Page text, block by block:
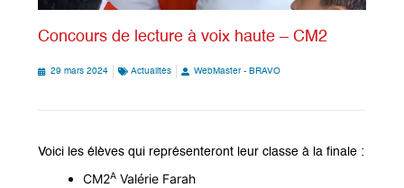
Concours de lecture à voix haute – CM2
29 mars 2024 Actualités WebMaster - BRAVO
Voici les élèves qui représenteront leur classe à la finale :
CM2A Valérie Farah